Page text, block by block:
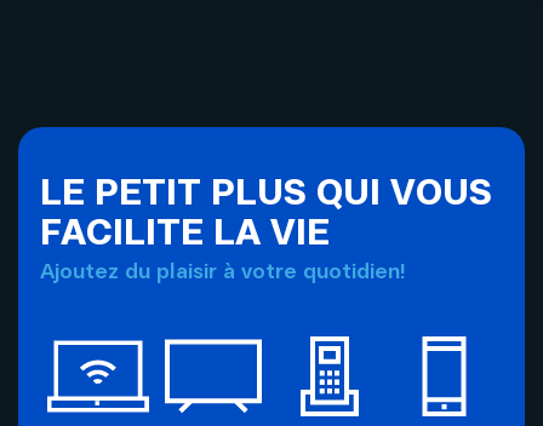
Forfaits télévision SOFI
Mobilité
Téléphonie
Soutien technique
Solutions pour entreprises
LE PETIT PLUS QUI VOUS
FACILITE LA VIE
Ajoutez du plaisir à votre quotidien!